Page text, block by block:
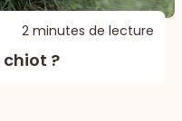
2 minutes de lecture
?